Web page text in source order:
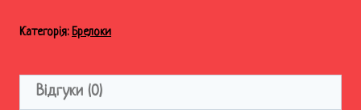
Категорія: Брелоки
Відгуки (0)